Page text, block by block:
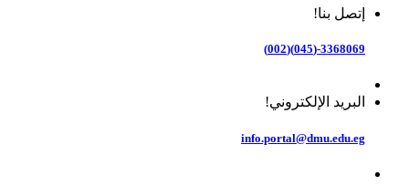
إتصل بنا!
3368069-(045)(002)
البريد الإلكتروني!
info.portal@dmu.edu.eg